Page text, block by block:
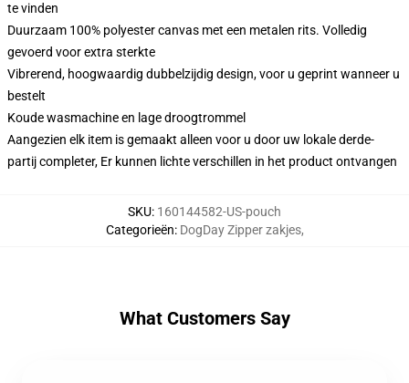
te vinden
Duurzaam 100% polyester canvas met een metalen rits. Volledig
gevoerd voor extra sterkte
Vibrerend, hoogwaardig dubbelzijdig design, voor u geprint wanneer u
bestelt
Koude wasmachine en lage droogtrommel
Aangezien elk item is gemaakt alleen voor u door uw lokale derde-
partij completer, Er kunnen lichte verschillen in het product ontvangen
SKU: 160144582-US-pouch
Categorieën: DogDay Zipper zakjes,
What Customers Say